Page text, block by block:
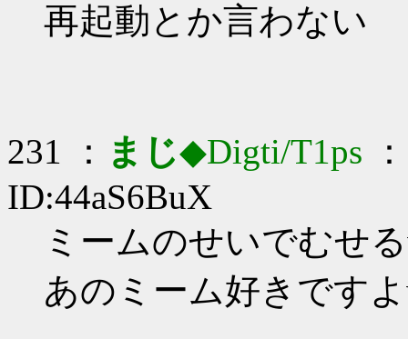
再起動とか言わない
231 ： まじ◆Digti/T1ps
ID:44aS6BuX
ミームのせいでむせ
あのミーム好きです